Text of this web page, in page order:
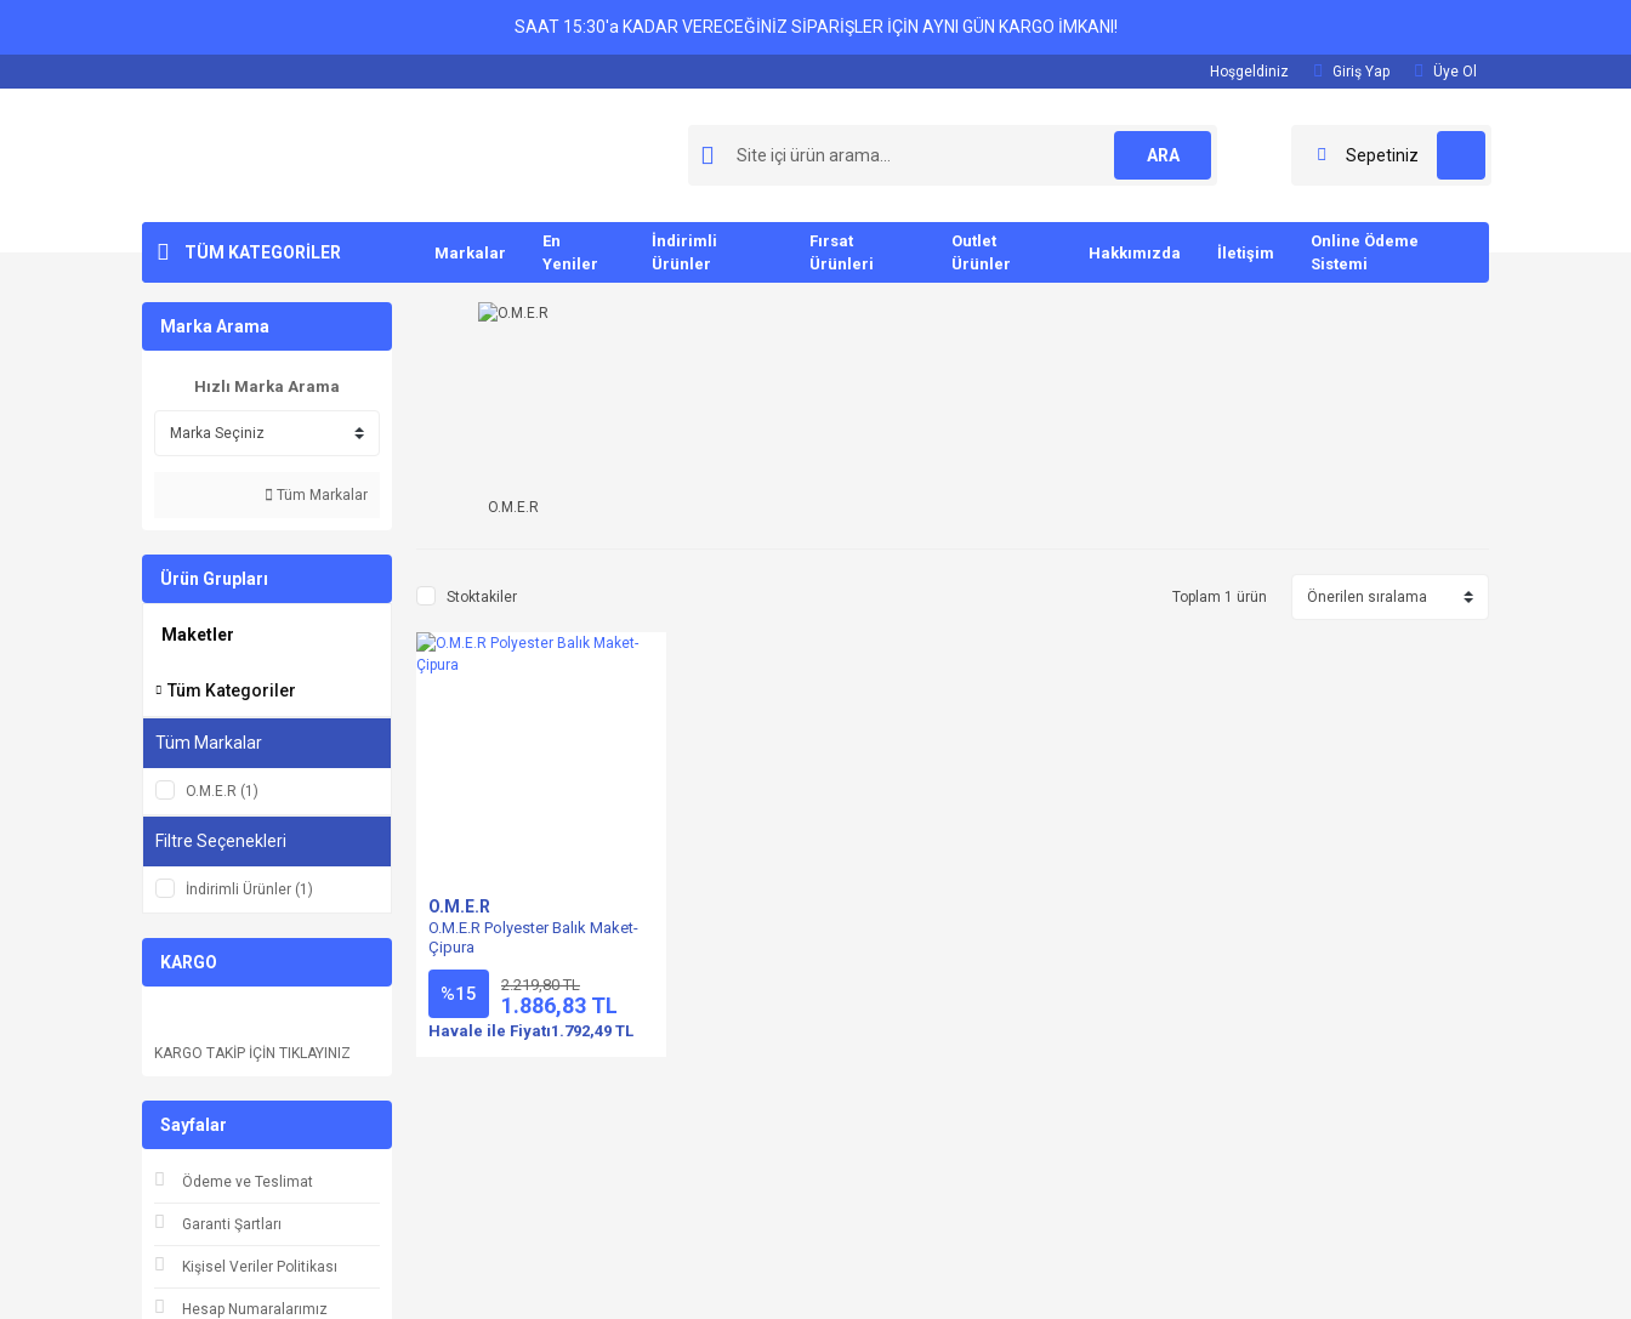
SAAT 15:30'a KADAR VERECEĞİNİZ SİPARİŞLER İÇİN AYNI GÜN KARGO İMKANI!
Hoşgeldiniz Giriş Yap Üye Ol
ARA Sepetiniz
TÜM KATEGORİLER Markalar
En
Yeniler
İndirimli
Ürünler
Fırsat
Ürünleri
Outlet
Ürünler
Hakkımızda İletişim
Online Ödeme
Sistemi
Marka Arama
Hızlı Marka Arama
Tüm Markalar
Ürün Grupları
Maketler
Tüm Kategoriler
Tüm Markalar
O.M.E.R (1)
Filtre Seçenekleri
İndirimli Ürünler (1)
KARGO
KARGO TAKİP İÇİN TIKLAYINIZ
Sayfalar
Ödeme ve Teslimat
Garanti Şartları
Kişisel Veriler Politikası
Hesap Numaralarımız
O.M.E.R
Stoktakiler Toplam 1 ürün
O.M.E.R
O.M.E.R Polyester Balık Maket-
Çipura
%15 2.219,80 TL
1.886,83 TL
Havale ile Fiyatı1.792,49 TL